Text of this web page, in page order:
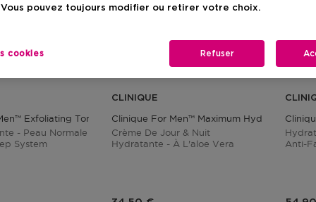
Exfoliating Tonic
- Peau Normale
System
CLINIQUE
Clinique For Men™ Maximum Hydrator 72-
Crème De Jour & Nuit
Hydratante - À L'aloe Vera
Anti-
Vous pouvez toujours modifier ou retirer votre choix.
cookies Refuser